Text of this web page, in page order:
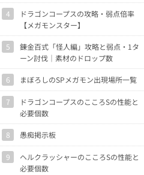
4
ドラゴンコープスの攻略・弱点倍率
【メガモンスター】
5
錬金百式「怪人編」攻略と弱点・1タ
ーン討伐｜素材のドロップ数
6 まぼろしのSPメガモン出現場所一覧
7
ドラゴンコープスのこころSの性能と
必要個数
8 愚痴掲示板
9
ヘルクラッシャーのこころSの性能と
必要個数